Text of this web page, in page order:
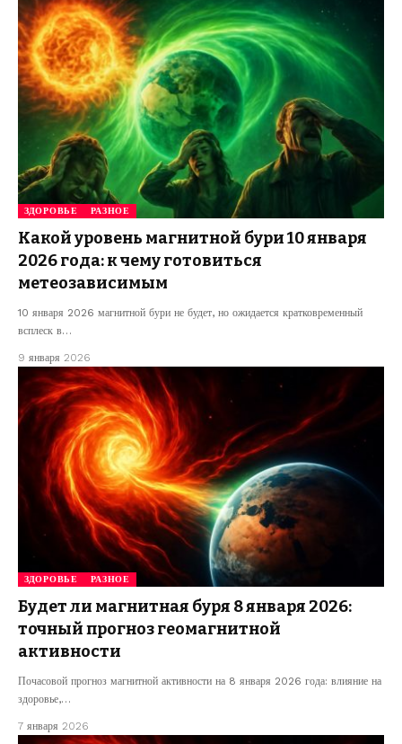
ЗДОРОВЬЕ РАЗНОЕ
Какой уровень магнитной бури 10 января
2026 года: к чему готовиться
метеозависимым
10 января 2026 магнитной бури не будет, но ожидается кратковременный
всплеск в…
9 января 2026
ЗДОРОВЬЕ РАЗНОЕ
Будет ли магнитная буря 8 января 2026:
точный прогноз геомагнитной
активности
Почасовой прогноз магнитной активности на 8 января 2026 года: влияние на
здоровье,…
7 января 2026